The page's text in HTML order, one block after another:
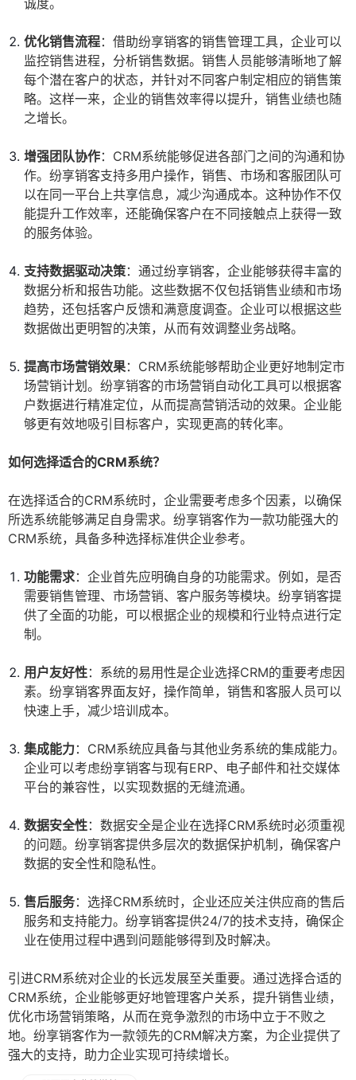
诚度。
优化销售流程：借助纷享销客的销售管理工具，企业可以
监控销售进程，分析销售数据。销售人员能够清晰地了解
每个潜在客户的状态，并针对不同客户制定相应的销售策
略。这样一来，企业的销售效率得以提升，销售业绩也随
之增长。
增强团队协作：CRM系统能够促进各部门之间的沟通和协
作。纷享销客支持多用户操作，销售、市场和客服团队可
以在同一平台上共享信息，减少沟通成本。这种协作不仅
能提升工作效率，还能确保客户在不同接触点上获得一致
的服务体验。
支持数据驱动决策：通过纷享销客，企业能够获得丰富的
数据分析和报告功能。这些数据不仅包括销售业绩和市场
趋势，还包括客户反馈和满意度调查。企业可以根据这些
数据做出更明智的决策，从而有效调整业务战略。
提高市场营销效果：CRM系统能够帮助企业更好地制定市
场营销计划。纷享销客的市场营销自动化工具可以根据客
户数据进行精准定位，从而提高营销活动的效果。企业能
够更有效地吸引目标客户，实现更高的转化率。
如何选择适合的CRM系统？
在选择适合的CRM系统时，企业需要考虑多个因素，以确保
所选系统能够满足自身需求。纷享销客作为一款功能强大的
CRM系统，具备多种选择标准供企业参考。
功能需求：企业首先应明确自身的功能需求。例如，是否
需要销售管理、市场营销、客户服务等模块。纷享销客提
供了全面的功能，可以根据企业的规模和行业特点进行定
制。
用户友好性：系统的易用性是企业选择CRM的重要考虑因
素。纷享销客界面友好，操作简单，销售和客服人员可以
快速上手，减少培训成本。
集成能力：CRM系统应具备与其他业务系统的集成能力。
企业可以考虑纷享销客与现有ERP、电子邮件和社交媒体
平台的兼容性，以实现数据的无缝流通。
数据安全性：数据安全是企业在选择CRM系统时必须重视
的问题。纷享销客提供多层次的数据保护机制，确保客户
数据的安全性和隐私性。
售后服务：选择CRM系统时，企业还应关注供应商的售后
服务和支持能力。纷享销客提供24/7的技术支持，确保企
业在使用过程中遇到问题能够得到及时解决。
引进CRM系统对企业的长远发展至关重要。通过选择合适的
CRM系统，企业能够更好地管理客户关系，提升销售业绩，
优化市场营销策略，从而在竞争激烈的市场中立于不败之
地。纷享销客作为一款领先的CRM解决方案，为企业提供了
强大的支持，助力企业实现可持续增长。